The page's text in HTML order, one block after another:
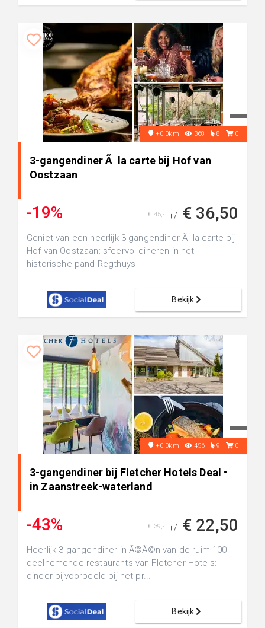
+0.0km 368 8 0
3-gangendiner Ã la carte bij Hof van
Oostzaan
-19% +/- € 36,50
€ 45,-
Geniet van een heerlijk 3-gangendiner Ã la carte bij
Hof van Oostzaan: sfeervol dineren in het
historische pand Regthuys
Bekijk
+0.0km 456 9 0
3-gangendiner bij Fletcher Hotels Deal •
in Zaanstreek-waterland
-43% +/- € 22,50
€ 39,-
Heerlijk 3-gangendiner in Ã©Ã©n van de ruim 100
deelnemende restaurants van Fletcher Hotels:
dineer bijvoorbeeld bij het pr...
Bekijk